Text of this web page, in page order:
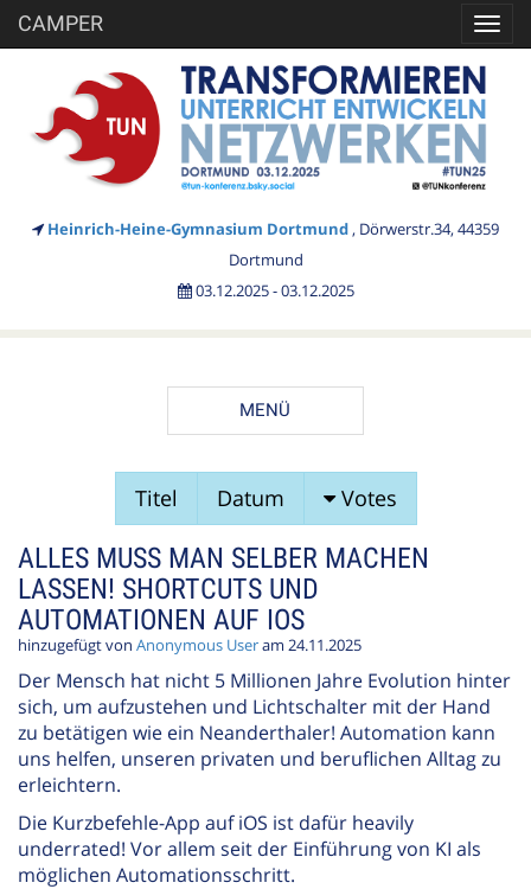
CAMPER
Heinrich-Heine-Gymnasium Dortmund , Dörwerstr.34, 44359
Dortmund
03.12.2025 - 03.12.2025
MENÜ
SESSIONVORSCHLÄGE
Titel Datum Votes
ALLES MUSS MAN SELBER MACHEN
LASSEN! SHORTCUTS UND
AUTOMATIONEN AUF IOS
hinzugefügt von Anonymous Useram 24.11.2025
Der Mensch hat nicht 5 Millionen Jahre Evolution hinter
sich, um aufzustehen und Lichtschalter mit der Hand
zu betätigen wie ein Neanderthaler! Automation kann
uns helfen, unseren privaten und beruflichen Alltag zu
erleichtern.
Die Kurzbefehle-App auf iOS ist dafür heavily
underrated! Vor allem seit der Einführung von KI als
möglichen Automationsschritt.